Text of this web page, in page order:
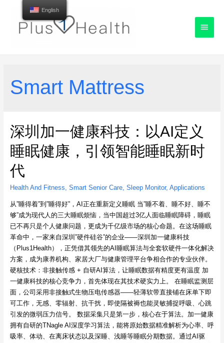
Main
Smart Mattress
深圳加一健康科技：以AI定义
睡眠健康，引领智能睡眠新时
代
Health And Fitness, Smart Senior Care, Sleep Monitor, Applications
从”睡得着”到”睡得好”，AI正在重新定义睡眠 当”睡不着、睡不好、睡不
够”成为现代人的三大睡眠烦恼，当中国超过3亿人面临睡眠障碍，睡眠
已不再只是个人健康问题，更成为千亿级市场的核心命题。在这场睡眠
革命中，一家来自深圳”硬件硅谷”的企业——深圳加一健康科技
（Plus1Health），正凭借其领先的AI睡眠算法与全套软硬件一体化解决
方案，成为康养机构、家居大厂与健康管理平台争相合作的专业伙伴。
硬核技术：非接触传感 + 自研AI算法，让睡眠数据有精度更有温度 加
一健康科技的核心竞争力，首先体现在其技术硬实力上。 在睡眠监测层
面，公司采用非接触式生物压电传感器——轻薄软带直接铺在床单下即
可工作，无感、零辐射、抗干扰，即使隔被褥也能灵敏捕捉呼吸、心跳
引发的微弱压力信号。 数据采集只是第一步，核心在于算法。加一健康
拥有自研的TNagle AI深度学习算法，能将原始数据精准解析为心率、呼
吸率、体动、在离床状态以及深睡、浅睡等睡眠分期数据。通过AI驱
English